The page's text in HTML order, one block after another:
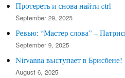
Протереть и снова найти ctrl
September 29, 2025
Ревью: “Мастер слова” –
September 9, 2025
Nirvanna выступает в Брисбене!
August 6, 2025